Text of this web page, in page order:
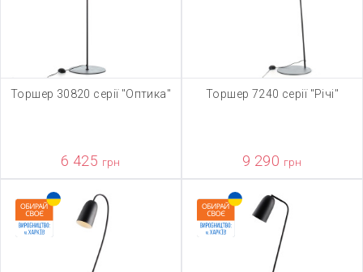
Торшер 30820 серії "Оптика"
6 425 грн
Торшер 7240 серії "Річі"
9 290 грн